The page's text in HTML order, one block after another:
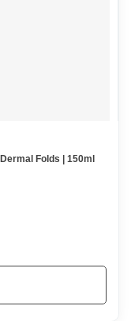
Folds | 150ml